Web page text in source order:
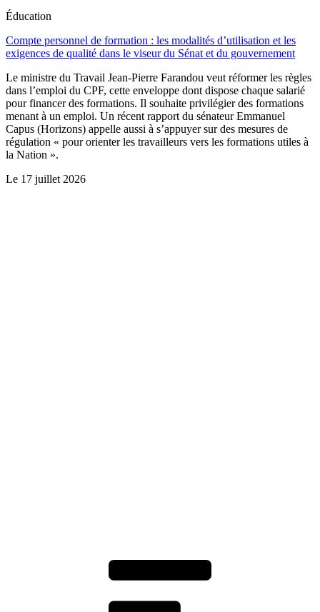
Éducation
Compte personnel de formation : les modalités d’utilisation et les
exigences de qualité dans le viseur du Sénat et du gouvernement
Le ministre du Travail Jean-Pierre Farandou veut réformer les règles
dans l’emploi du CPF, cette enveloppe dont dispose chaque salarié
pour financer des formations. Il souhaite privilégier des formations
menant à un emploi. Un récent rapport du sénateur Emmanuel
Capus (Horizons) appelle aussi à s’appuyer sur des mesures de
régulation « pour orienter les travailleurs vers les formations utiles à
la Nation ».
Le 17 juillet 2026